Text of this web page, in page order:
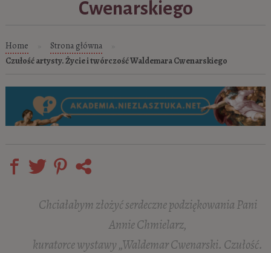
Cwenarskiego
Home Strona główna
Czułość artysty. Życie i twórczość Waldemara Cwenarskiego
Chciałabym złożyć serdeczne podziękowania Pani
Annie Chmielarz,
kuratorce wystawy „Waldemar Cwenarski. Czułość.